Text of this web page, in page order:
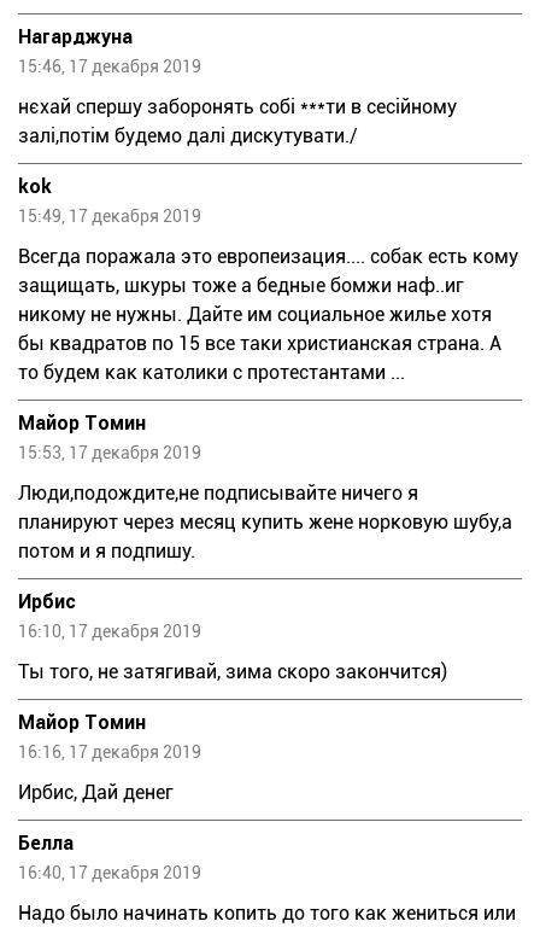
Нагарджуна
15:46, 17 декабря 2019
нєхай спершу заборонять собі ***ти в сесійному
залі,потім будемо далі дискутувати./
kok
15:49, 17 декабря 2019
Всегда поражала это европеизация.... собак есть кому
защищать, шкуры тоже а бедные бомжи наф..иг
никому не нужны. Дайте им социальное жилье хотя
бы квадратов по 15 все таки христианская страна. А
то будем как католики с протестантами ...
Майор Томин
15:53, 17 декабря 2019
Люди,подождите,не подписывайте ничего я
планируют через месяц купить жене норковую шубу,а
потом и я подпишу.
Ирбис
16:10, 17 декабря 2019
Ты того, не затягивай, зима скоро закончится)
Майор Томин
16:16, 17 декабря 2019
Ирбис, Дай денег
Белла
16:40, 17 декабря 2019
Надо было начинать копить до того как жениться или